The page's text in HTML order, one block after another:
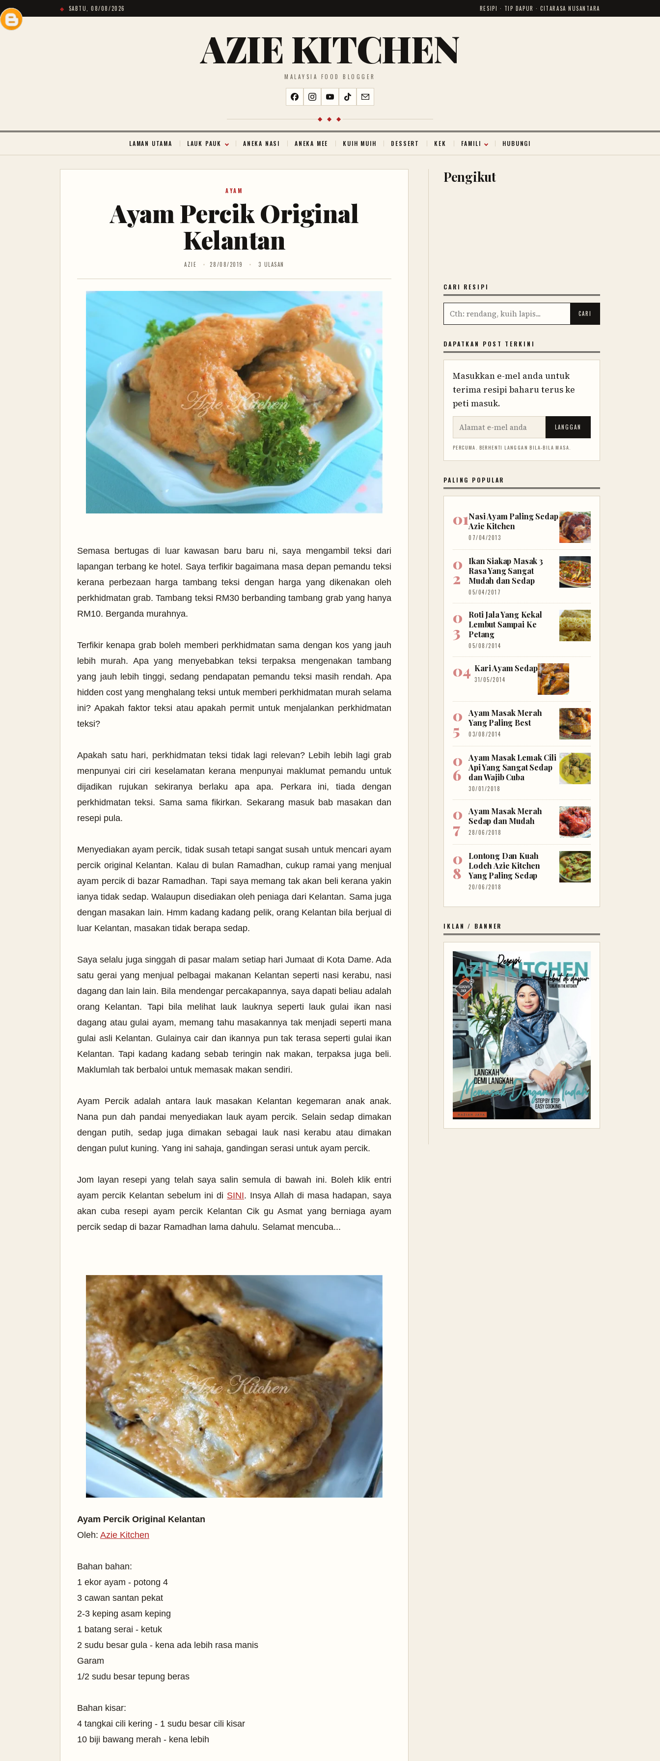
SABTU, 08/08/2026 RESIPI · TIP DAPUR · CITARASA NUSANTARA
AZIE KITCHEN
MALAYSIA FOOD BLOGGER
◆ ◆ ◆
LAMAN UTAMA LAUK PAUK ANEKA NASI ANEKA MEE KUIH MUIH DESSERT KEK FAMILI HUBUNGI
AYAM
Ayam Percik Original
Kelantan
AZIE 28/08/2019 3 ULASAN
Semasa bertugas di luar kawasan baru baru ni, saya mengambil teksi dari
lapangan terbang ke hotel. Saya terfikir bagaimana masa depan pemandu teksi
kerana perbezaan harga tambang teksi dengan harga yang dikenakan oleh
perkhidmatan grab. Tambang teksi RM30 berbanding tambang grab yang hanya
RM10. Berganda murahnya.
Terfikir kenapa grab boleh memberi perkhidmatan sama dengan kos yang jauh
lebih murah. Apa yang menyebabkan teksi terpaksa mengenakan tambang
yang jauh lebih tinggi, sedang pendapatan pemandu teksi masih rendah. Apa
hidden cost yang mengha lang teksi untuk memberi perkhidmatan murah selama
ini? Apakah faktor teksi atau apakah permit untuk menjalankan perkhidmatan
teksi?
Apakah satu hari, perkhidmatan teksi tidak lagi relevan? Lebih lebih lagi grab
menpunyai ciri ciri keselamatan kerana menpunyai maklumat pemandu untuk
dijadikan rujukan sekiranya berlaku apa apa. Perkara ini, tiada dengan
perkhidmatan teksi. Sama sama fikirkan. Sekarang masuk bab masakan dan
resepi pula.
Menyediakan ayam percik, tidak susah tetapi sangat susah untuk mencari ayam
percik original Kelantan. Kalau di bulan Ramadhan, cukup ramai yang menjual
ayam percik di bazar Ramadhan. Tapi saya memang tak akan beli kerana yakin
ianya tidak sedap. Walaupun disediakan oleh peniaga dari Kelantan. Sama juga
dengan masakan lain. Hmm kadang kadang pelik, orang Kelantan bila berjual di
luar Kelantan, masakan tidak berapa sedap.
Saya selalu juga singgah di pasar malam setiap hari Jumaat di Kota Dame. Ada
satu gerai yang menjual pelbagai makanan Kelantan seperti nasi kerabu, nasi
dagang dan lain lain. Bila mendengar percakapannya, saya dapati beliau adalah
orang Kelantan. Tapi bila melihat lauk lauknya seperti lauk gulai ikan nasi
dagang atau gulai ayam, memang tahu masakannya tak menjadi seperti mana
gulai asli Kelantan. Gulainya cair dan ikannya pun tak terasa seperti gulai ikan
Kelantan. Tapi kadang kadang sebab teringin nak makan, terpaksa juga beli.
Maklumlah tak berbaloi untuk memasak makan sendiri.
Ayam Percik adalah antara lauk masakan Kelantan kegemaran anak anak.
Nana pun dah pandai menyediakan lauk ayam percik. Selain sedap dimakan
dengan putih, sedap juga dimakan sebagai lauk nasi kerabu atau dimakan
dengan pulut kuning. Yang ini sahaja, gandingan serasi untuk ayam percik.
Jom layan resepi yang telah saya salin semula di bawah ini. Boleh klik entri
ayam percik Kelantan sebelum ini di SINI. Insya Allah di masa hadapan, saya
akan cuba resepi ayam percik Kelantan Cik gu Asmat yang berniaga ayam
percik sedap di bazar Ramadhan lama dahulu. Selamat mencuba...
Ayam Percik Original Kelantan
Oleh: Azie Kitchen
Bahan bahan:
1 ekor ayam - potong 4
3 cawan santan pekat
2-3 keping asam keping
1 batang serai - ketuk
2 sudu besar gula - kena ada lebih rasa manis
Garam
1/2 sudu besar tepung beras
Bahan kisar:
4 tangkai cili kering - 1 sudu besar cili kisar
10 biji bawang merah - kena lebih
Pengikut
CARI RESIPI
DAPATKAN POST TERKINI
Masukkan e-mel anda untuk
terima resipi baharu terus ke
peti masuk.
LANGGAN
PERCUMA. BERHENTI LANGGAN BILA-BILA MASA.
PALING POPULAR
Nasi Ayam Paling Sedap
Azie Kitchen
07/04/2013
Ikan Siakap Masak 3
Rasa Yang Sangat
Mudah dan Sedap
05/04/2017
Roti Jala Yang Kekal
Lembut Sampai Ke
Petang
05/08/2014
Kari Ayam Sedap
31/05/2014
Ayam Masak Merah
Yang Paling Best
03/08/2014
Ayam Masak Lemak Cili
Api Yang Sangat Sedap
dan Wajib Cuba
30/01/2018
Ayam Masak Merah
Sedap dan Mudah
28/06/2018
Lontong Dan Kuah
Lodeh Azie Kitchen
Yang Paling Sedap
20/06/2018
IKLAN / BANNER